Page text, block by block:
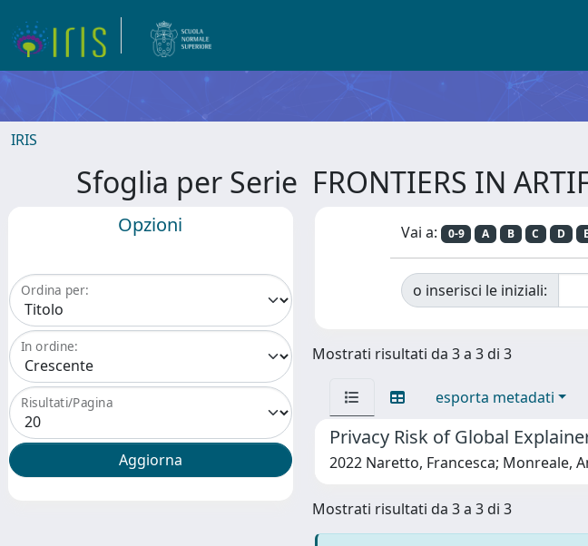
IRIS
Sfoglia per Serie FRONTIERS IN
Opzioni
Ordina per:
In ordine:
Risultati/Pagina
Vai a: 0-9 A B C D E
o inserisci le iniziali:
Mostrati risultati da 3 a 3 di 3
esporta metadati
Privacy Risk of Global
2022 Naretto, Francesca; Monreale,
Mostrati risultati da 3 a 3 di 3